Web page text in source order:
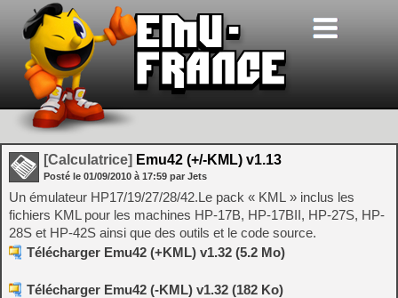
[Calculatrice] Emu42 (+/-KML) v1.13
Posté le 01/09/2010 à 17:59 par Jets
Un émulateur HP17/19/27/28/42.Le pack « KML » inclus les
fichiers KML pour les machines HP-17B, HP-17BII, HP-27S, HP-
28S et HP-42S ainsi que des outils et le code source.
Télécharger Emu42 (+KML) v1.32 (5.2 Mo)
Télécharger Emu42 (-KML) v1.32 (182 Ko)